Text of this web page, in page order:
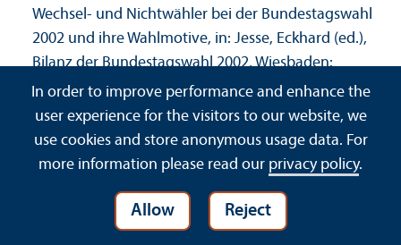
Wechsel- und Nichtwähler bei der Bundestagswahl
2002 und ihre Wahlmotive, in: Jesse, Eckhard (ed.),
Bilanz der Bundestagswahl 2002, Wiesbaden:
Westdeutscher Verlag, 2003, 101–121 (with Jürgen W.
Falter).Manuscript. (PDF, 99 kB)
Ein neues Argument in einer alten Diskussion:
'Politikverdrossenheit' als Ursache des gender gap
van Deth, Jan W./Roller, Edeltraud (eds.), Das Ende
der politisierten Sozialstruktur?, Opladen: Leske und
In order to improve performance and enhance the
user experience for the visitors to our website, we
use cookies and store anonymous usage data. For
more information please read our privacy policy.
Allow Reject